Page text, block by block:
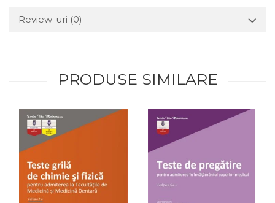
Review-uri (0)
PRODUSE SIMILARE